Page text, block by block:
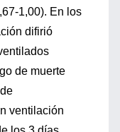
1,00). En los
difirió
de muerte
ventilación